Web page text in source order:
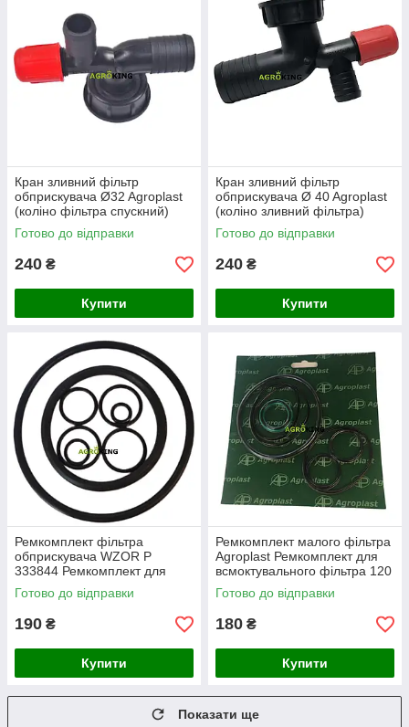
Кран зливний фільтр
обприскувача Ø32 Agroplast
(коліно фільтра спускний)
AP14KS
Готово до відправки
240 ₴
Купити
Кран зливний фільтр
обприскувача Ø 40 Agroplast
(коліно зливний фільтра)
AP14KS
Готово до відправки
240 ₴
Купити
Ремкомплект фільтра
обприскувача WZOR P
333844 Ремкомплект для
фільтра обприскувача Взор
Готово до відправки
190 ₴
Купити
Ремкомплект малого фільтра
Agroplast Ремкомплект для
всмоктувального фільтра 120
літрів в хвилину на
обприскувач
Готово до відправки
180 ₴
Купити
Показати ще